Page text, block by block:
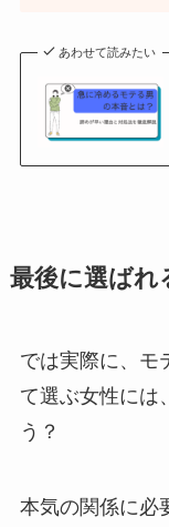
あわせて読みたい
最後に選ばれ
では実際に、モ
て選ぶ女性には
う？
本気の関係に必